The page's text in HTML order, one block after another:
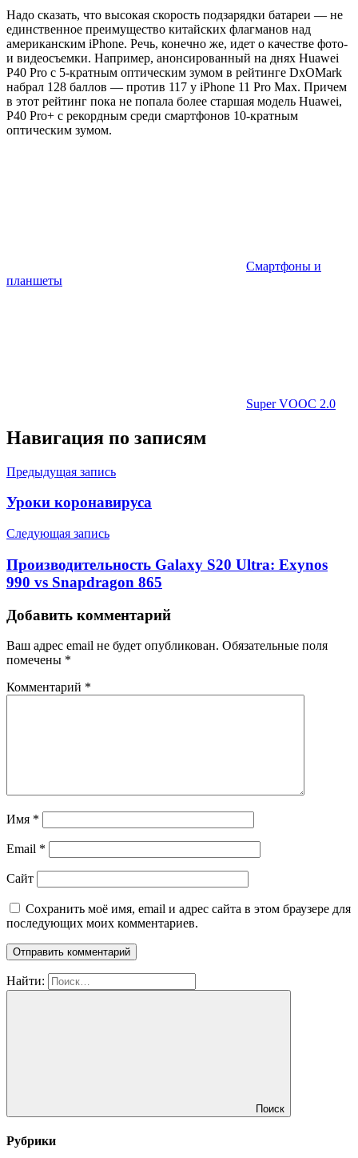
Надо сказать, что высокая скорость подзарядки батареи — не
единственное преимущество китайских флагманов над
американским iPhone. Речь, конечно же, идет о качестве фото-
и видеосъемки. Например, анонсированный на днях Huawei
P40 Pro с 5-кратным оптическим зумом в рейтинге DxOMark
набрал 128 баллов — против 117 у iPhone 11 Pro Max. Причем
в этот рейтинг пока не попала более старшая модель Huawei,
P40 Pro+ с рекордным среди смартфонов 10-кратным
оптическим зумом.
Смартфоны и
планшеты
Super VOOC 2.0
Навигация по записям
Предыдущая запись
Уроки коронавируса
Следующая запись
Производительность Galaxy S20 Ultra: Exynos
990 vs Snapdragon 865
Добавить комментарий
Ваш адрес email не будет опубликован. Обязательные поля
помечены *
Комментарий *
Имя *
Email *
Сайт
Сохранить моё имя, email и адрес сайта в этом браузере для
последующих моих комментариев.
Найти:
Поиск
Рубрики